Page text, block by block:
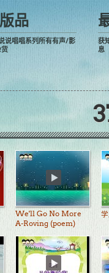
品
说唱唱系列所有有声/影
获
息
We'll Go No More
A-Roving (poem)